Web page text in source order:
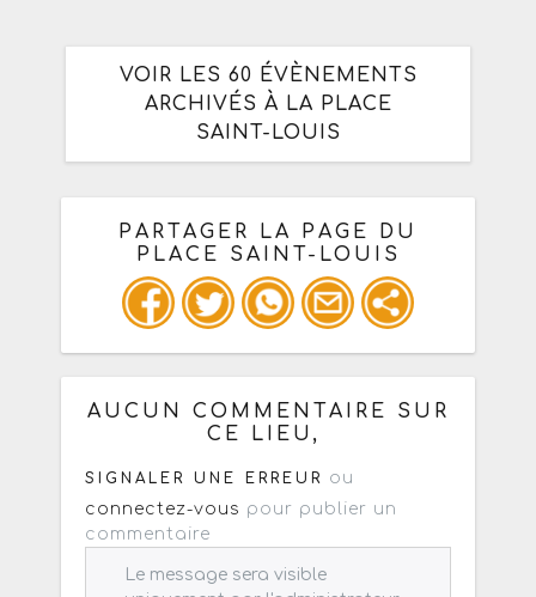
VOIR LES 60 ÉVÈNEMENTS
ARCHIVÉS À LA PLACE
SAINT-LOUIS
PARTAGER LA PAGE DU
PLACE SAINT-LOUIS
Ou copiez les infos ci-dessous pour
un : mail / forum / réseau social
AUCUN COMMENTAIRE SUR
CE LIEU,
SIGNALER UNE ERREUR
ou
connectez-vous pour publier un
commentaire